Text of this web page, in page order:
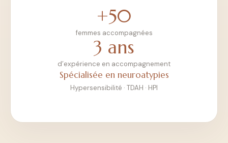
+50
femmes accompagnées
3 ans
d’expérience en accompagnement
Spécialisée en neuroatypies
Hypersensibilité · TDAH · HPI